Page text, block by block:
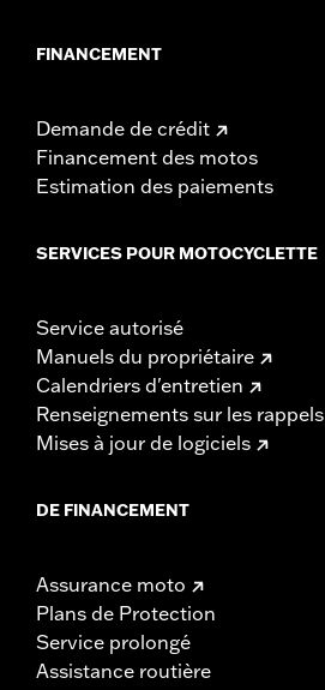
FINANCEMENT
Demande de crédit
Financement des motos
Estimation des paiements
SERVICES POUR MOTOCYCLETTE
Service autorisé
Manuels du propriétaire
Calendriers d'entretien
Renseignements sur les rappels
Mises à jour de logiciels
DE FINANCEMENT
Assurance moto
Plans de Protection
Service prolongé
Assistance routière